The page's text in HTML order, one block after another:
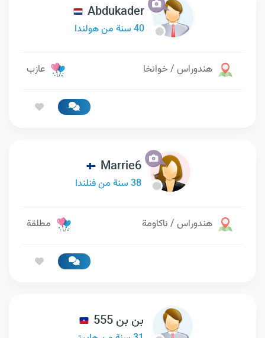
Abdukader
40 سنة من هولندا
هندوراس / خوانخا عازب
Marrie6
38 سنة من فنلندا
هندوراس / ناكاومة مطلقة
بن بن 555